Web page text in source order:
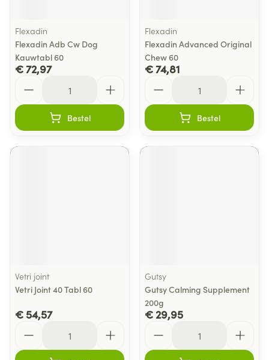
Flexadin
Flexadin Adb Cw Dog
Kauwtabl 60
€ 72,97
Bestel
Flexadin
Flexadin Advanced Original
Chew 60
€ 74,81
Bestel
Vetri joint
Vetri Joint 40 Tabl 60
€ 54,57
Gutsy
Gutsy Calming Supplement
200g
€ 29,95